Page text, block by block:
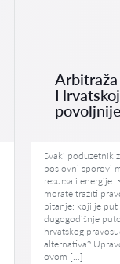
Svaki poduzetnik
poslovni sporovi
resursa i energije.
morate tražiti
pitanje: koji je
dugogodišnje
hrvatskog
alternativa?
ovom […]